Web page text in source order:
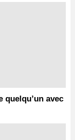
avec